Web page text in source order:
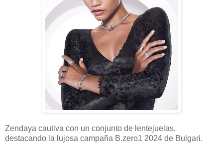
Zendaya cautiva con un conjunto de lentejuelas,
destacando la lujosa campaña B.zero1 2024 de Bulgari.